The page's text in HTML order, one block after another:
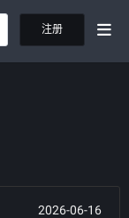
注册
2026-06-16